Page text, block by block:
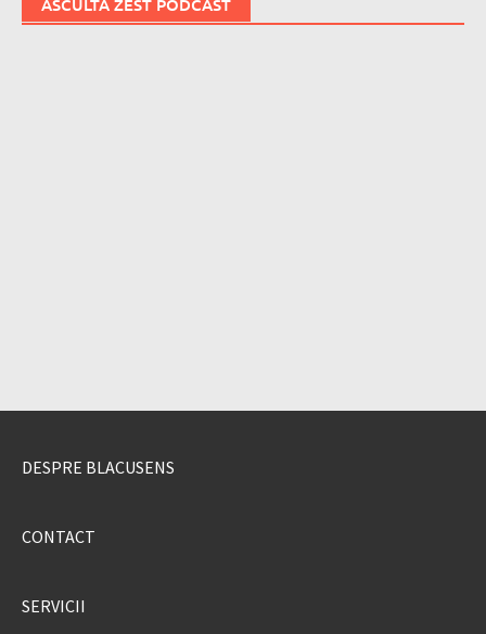
ASCULTĂ ZEST PODCAST
DESPRE BLACUSENS
CONTACT
SERVICII